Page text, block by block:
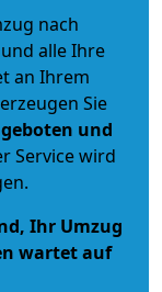
nach
alle Ihre
an Ihrem
Sie
und
Service wird
Ihr Umzug
wartet auf